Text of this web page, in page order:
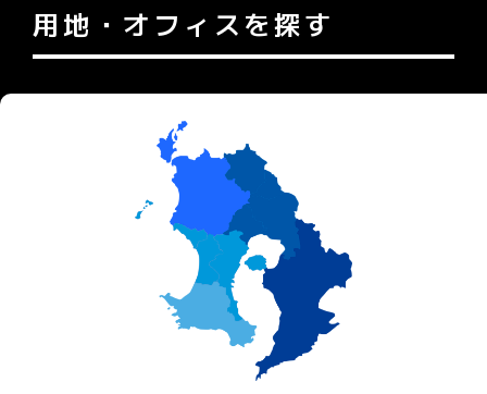
用地・オフィスを探す